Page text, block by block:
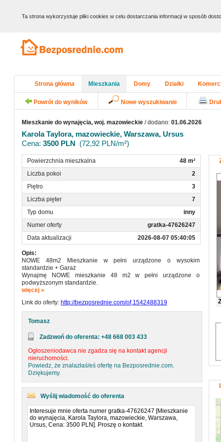
Ta strona wykorzystuje pliki cookies w celu dostarczania informacji w sposób
Strona główna Mieszkania Domy Działki
Powrót do wyników Nowe wyszukiwanie
Mieszkanie do wynajęcia, woj. mazowieckie / dodano: 01.06.2026
Karola Taylora, mazowieckie, Warszawa, Ursus
Cena: 3500 PLN (72,92 PLN/m²)
Powierzchnia mieszkalna
48 m²
Liczba pokoi
2
Piętro
3
Liczba pięter
7
Typ domu
inny
Numer oferty
gratka-47626247
Data aktualizacji
2026-08-07 05:40:05
Opis:
NOWE 48m2 Mieszkanie w pełni urządzone o wysokim
standardzie + Garaż
Wynajmę NOWE mieszkanie 48 m2 w pełni urządzone o
podwyższonym standardzie.
Mieszkanie mieści się przy ul. Karola Taylora 2 (Ursus)
się na 3 piętrze.
Duży przestronny taras (4,2 m1) z wejściem z salonu.
Mieszkanie składa się z osobnej sypialni, salon połączony z
Kuchnia w pełni wyposażona (nowy nieużywany sprzęt) : lodówka,
zmywarka, płyta indukcyjna, czajnik. Bardzo duże szafy w sypialni
i salonie. Telewizor 55” Samsung.
Odkurzacz, deska do prasowania, żelazko.
Łazienka wraz z wc z kabiną prysznicową, wyposażona w pralkę.
W zasięgu ręki są duże sklepy spożywcze, restauracje, galerie
Dojazd do centrum miasta kolejką SKM zajmuje zaledwie 15 min.
Świetnie skomunikowane z całą Warszawą.
SKM – 400 m
W pobliżu :
Lidl – 200 m
Factory – 1500 m
więcej »
Link do oferty: http://bezposrednie.com/of,1542488319
Tomasz
Zadzwoń do oferenta: +48 668 003 433
Ogłoszeniodawca nie zgadza się na kontakt agencji
nieruchomości.
Powiedz, że znalazłaś/eś ofertę na Bezposrednie.com.
Dziękujemy.
Wyślij wiadomość do oferenta